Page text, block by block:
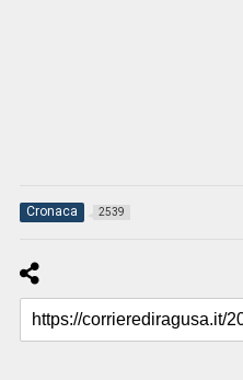
Cronaca 2539